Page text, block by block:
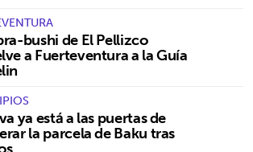
bushi de El Pellizco
a Fuerteventura a la Guía
ya está a las puertas de
la parcela de Baku tras